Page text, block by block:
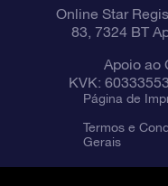
Online Star
83, 7324 BT
Apoio ao
KVK:
Página de
Termos e
Gerais